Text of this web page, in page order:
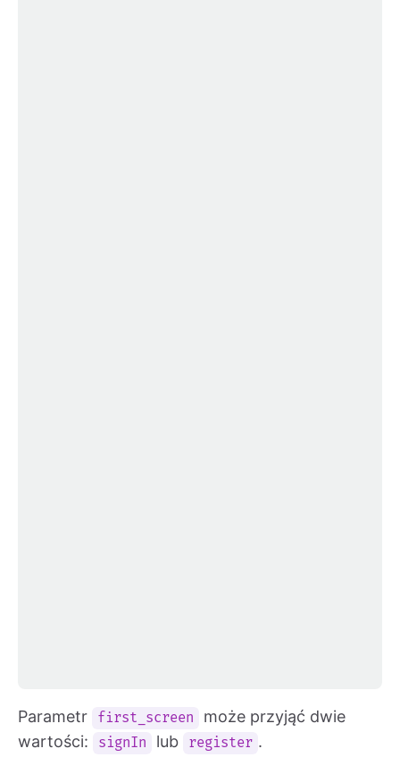
Parametr first_screen
może przyjąć dwie
wartości:
signIn lub register .